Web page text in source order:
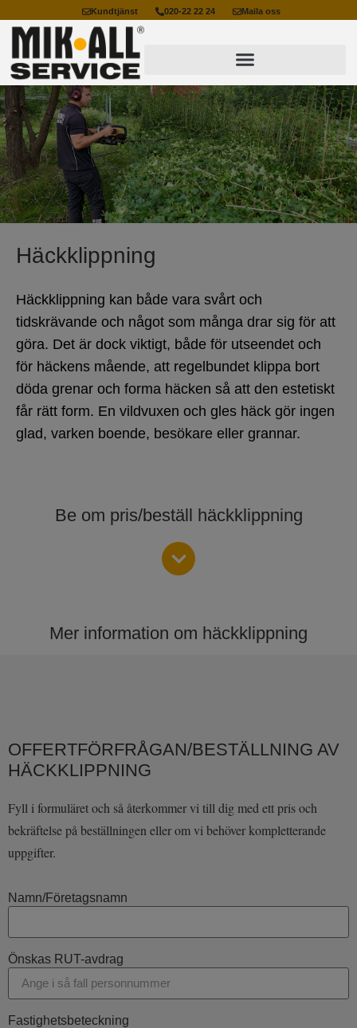
Kundtjänst 020-22 22 24 Maila oss
Häckklippning
Häckklippning kan både vara svårt och
tidskrävande och något som många drar sig för att
göra. Det är dock viktigt, både för utseendet och
för häckens mående, att regelbundet klippa bort
döda grenar och forma häcken så att den estetiskt
får rätt form. En vildvuxen och gles häck gör ingen
glad, varken boende, besökare eller grannar.
Be om pris/beställ häckklippning
Mer information om häckklippning
OFFERTFÖRFRÅGAN/BESTÄLLNING AV
HÄCKKLIPPNING
Fyll i formuläret och så återkommer vi till dig med ett pris och
bekräftelse på beställningen eller om vi behöver kompletterande
uppgifter.
Namn/Företagsnamn
Önskas RUT-avdrag
Fastighetsbeteckning